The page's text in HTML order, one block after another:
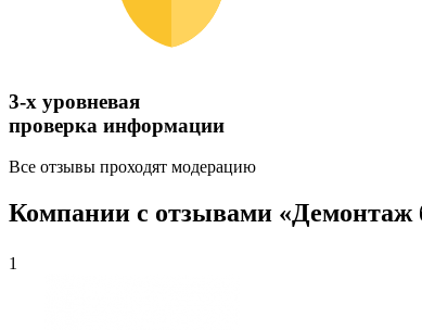
3-х уровневая
проверка информации
Все отзывы проходят модерацию
Компании с отзывами «Демонтаж
1